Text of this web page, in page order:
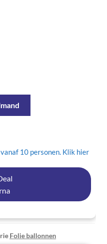
10 personen. Klik hier
Folie ballonnen